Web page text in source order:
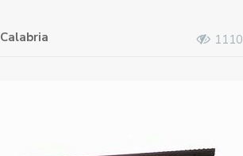
Calabria 1110